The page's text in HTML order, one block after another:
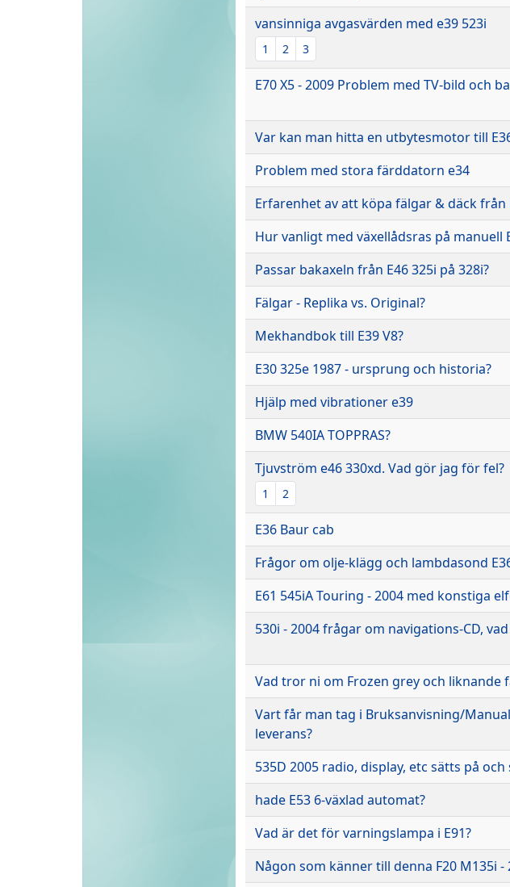
vansinniga avgasvärden med e39 523i
1 2 3
E70 X5 - 2009 Problem med TV-bild och
Var kan man hitta en utbytesmotor till
Problem med stora färddatorn e34
Erfarenhet av att köpa fälgar & däck från
Hur vanligt med växellådsras på manuell
Passar bakaxeln från E46 325i på 328i?
Fälgar - Replika vs. Original?
Mekhandbok till E39 V8?
E30 325e 1987 - ursprung och historia?
Hjälp med vibrationer e39
BMW 540IA TOPPRAS?
Tjuvström e46 330xd. Vad gör jag för fel?
1 2
E36 Baur cab
Frågor om olje-klägg och lambdasond
E61 545iA Touring - 2004 med konstiga
530i - 2004 frågar om navigations-CD,
Vad tror ni om Frozen grey och liknande
Vart får man tag i Bruksanvisning/
leverans?
535D 2005 radio, display, etc sätts på
hade E53 6-växlad automat?
Vad är det för varningslampa i E91?
Någon som känner till denna F20 M135i -